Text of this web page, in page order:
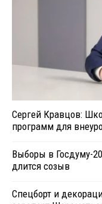
Сергей Кравцов:
программ для
Выборы в Госдуму-
длится созыв
Спецборт и